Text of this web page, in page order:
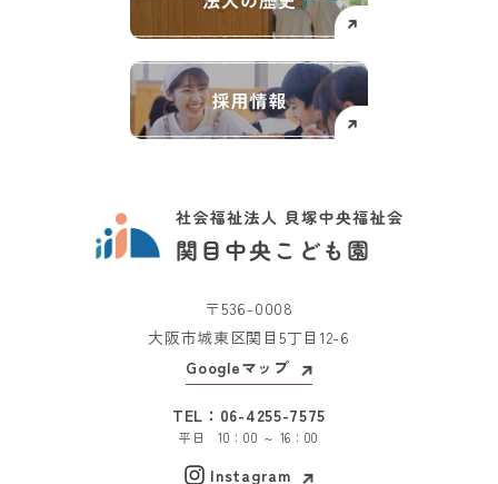
〒536-0008
大阪市城東区関目5丁目12-6
Googleマップ
TEL： 06-4255-7575
平日 10：00 ～ 16：00
Instagram